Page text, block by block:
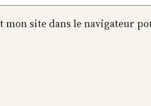
site dans le navigateur